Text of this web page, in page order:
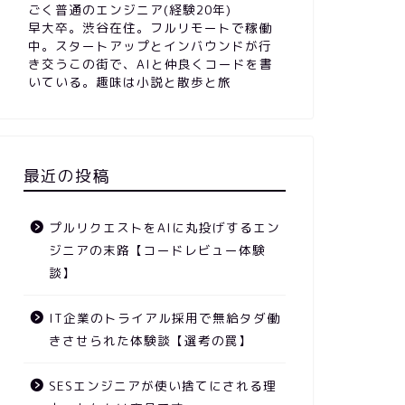
ごく普通のエンジニア(経験20年)
早大卒。渋谷在住。フルリモートで稼働
中。スタートアップとインバウンドが行
き交うこの街で、AIと仲良くコードを書
いている。趣味は小説と散歩と旅
最近の投稿
プルリクエストをAIに丸投げするエン
ジニアの末路【コードレビュー体験
談】
IT企業のトライアル採用で無給タダ働
きさせられた体験談【選考の罠】
SESエンジニアが使い捨てにされる理